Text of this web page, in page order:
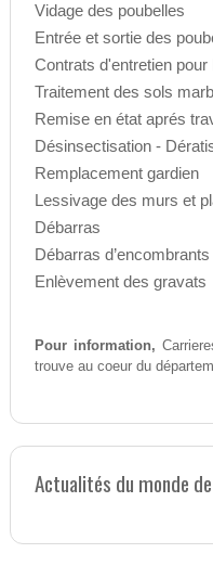
Vidage des poubelles
Entrée et sortie des
Contrats d'entretien
Traitement des sols
Remise en état aprés
Désinsectisation -
Remplacement gardien
Lessivage des murs et
Débarras
Débarras d’encombrants
Enlèvement des gravats
Pour information,
trouve au coeur du
Actualités du monde